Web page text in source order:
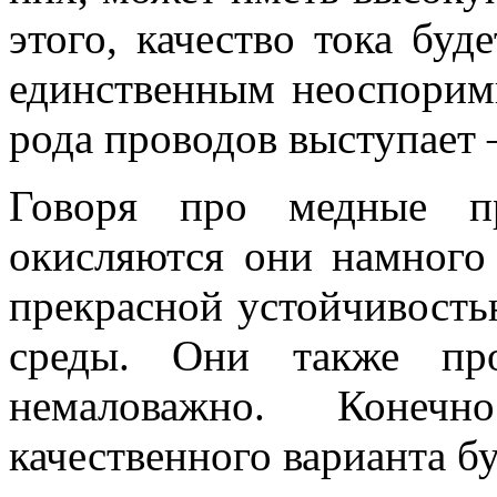
этого, качество тока
единственным
рода проводов выступает
Говоря про медные
окисляются они
прекрасной
среды. Они также
немаловажно.
качественного варианта